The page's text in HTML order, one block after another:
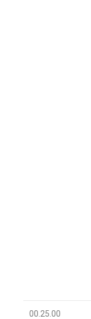
00.25.00